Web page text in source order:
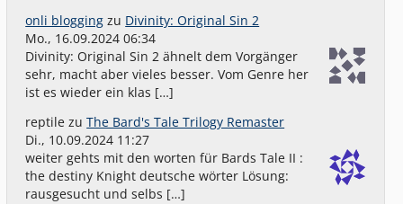
onli blogging zu Divinity: Original Sin 2
Mo., 16.09.2024 06:34
Divinity: Original Sin 2 ähnelt dem Vorgänger
sehr, macht aber vieles besser. Vom Genre her
ist es wieder ein klas […]
reptile zuThe Bard's Tale Trilogy Remaster
Di., 10.09.2024 11:27
weiter gehts mit den worten für Bards Tale II :
the destiny Knight deutsche wörter Lösung:
rausgesucht und selbs […]